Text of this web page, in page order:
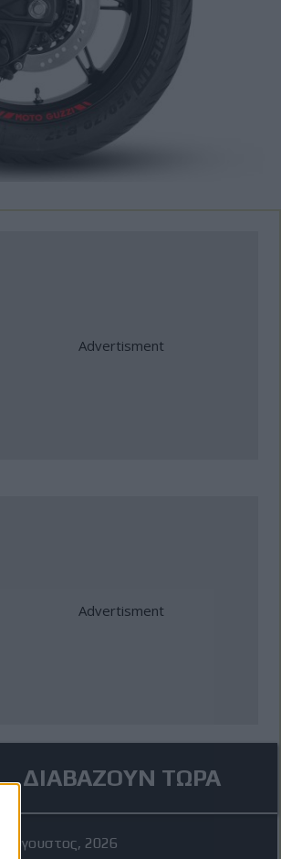
ΔΙΑΒΑΖΟΥΝ ΤΩΡΑ
7 Αύγουστος, 2026